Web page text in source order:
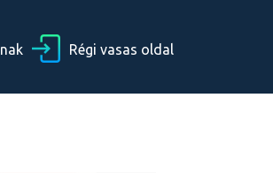
Régi vasas oldal